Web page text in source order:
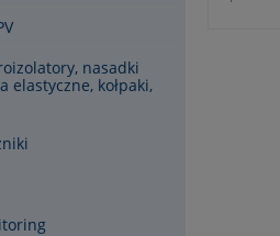
nasadki
elastyczne, kołpaki,